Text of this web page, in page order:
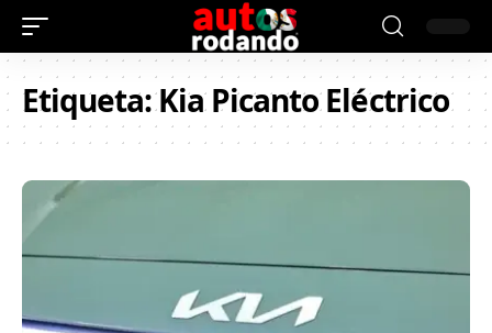
Etiqueta:Kia Picanto Eléctrico